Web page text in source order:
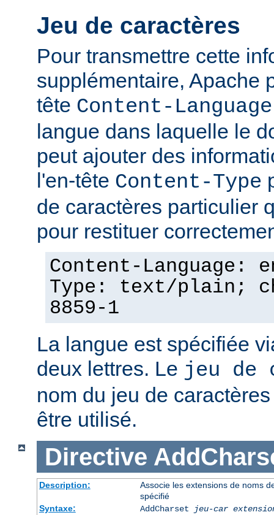
Jeu de caractères
Pour transmettre cette
supplémentaire, Apache
tête Content-Language
langue dans laquelle le
peut ajouter des
l'en-tête Content-Type
de caractères particulier
pour restituer
Content-Language:
Type: text/plain;
8859-1
La langue est spécifiée
deux lettres. Le jeu de
nom du jeu de
être utilisé.
Directive
Description:
Associe les extensions de noms
spécifié
Syntaxe:
AddCharset jeu-car